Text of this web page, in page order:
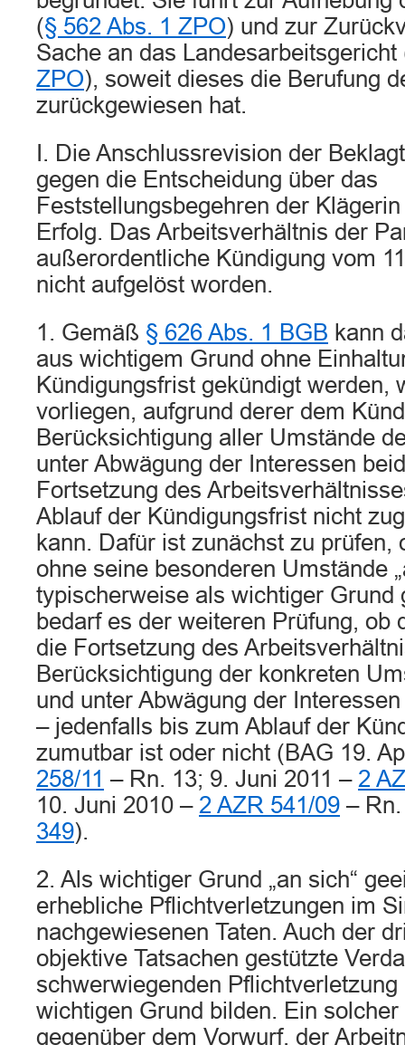
(§ 562 Abs. 1 ZPO) und zur
Sache an das Landesarbeitsgericht
ZPO), soweit dieses die Berufung
zurückgewiesen hat.
I. Die Anschlussrevision der
gegen die Entscheidung über das
Feststellungsbegehren der
Erfolg. Das Arbeitsverhältnis der
außerordentliche Kündigung vom
nicht aufgelöst worden.
1. Gemäß § 626 Abs. 1 BGB kann
aus wichtigem Grund ohne
Kündigungsfrist gekündigt werden,
vorliegen, aufgrund derer dem
Berücksichtigung aller Umstände
unter Abwägung der Interessen
Fortsetzung des
Ablauf der Kündigungsfrist nicht
kann. Dafür ist zunächst zu prüfen,
ohne seine besonderen Umstände
typischerweise als wichtiger Grund
bedarf es der weiteren Prüfung, ob
die Fortsetzung des
Berücksichtigung der konkreten
und unter Abwägung der
– jedenfalls bis zum Ablauf der
zumutbar ist oder nicht (BAG 19.
258/11 – Rn. 13; 9. Juni 2011 – 2
10. Juni 2010 – 2 AZR 541/09 –
349).
2. Als wichtiger Grund „an sich“
erhebliche Pflichtverletzungen im
nachgewiesenen Taten. Auch der
objektive Tatsachen gestützte
schwerwiegenden Pflichtverletzung
wichtigen Grund bilden. Ein
gegenüber dem Vorwurf, der